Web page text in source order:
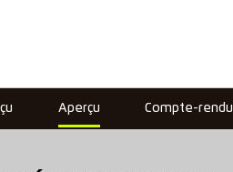
Aperçu Compte-rendu